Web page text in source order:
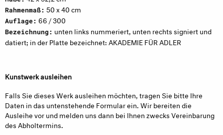
Rahmenmaß: 50 x 40 cm
Auflage: 66 / 300
Bezeichnung: unten links nummeriert, unten rechts signiert und
datiert; in der Platte bezeichnet: AKADEMIE FÜR ADLER
Kunstwerk ausleihen
Falls Sie dieses Werk ausleihen möchten, tragen Sie bitte Ihre
Daten in das untenstehende Formular ein. Wir bereiten die
Ausleihe vor und melden uns dann bei Ihnen zwecks Vereinbarung
des Abholtermins.